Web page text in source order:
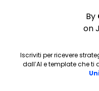
By
on
Iscriviti per ricevere
dall’AI e template che ti